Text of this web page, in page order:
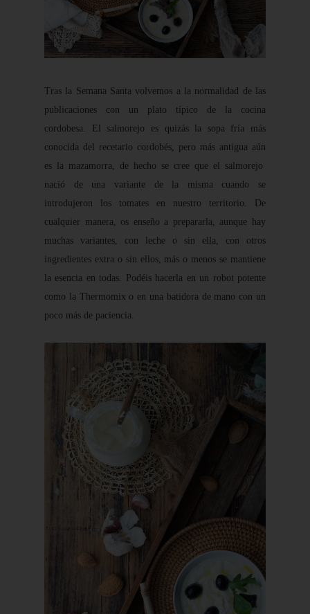
Tras la Semana Santa volvemos a la normalidad de las
publicaciones con un plato típico de la cocina
cordobesa. El salmorejo es quizás la sopa fría más
conocida del recetario cordobés, pero más antigua aún
es la mazamorra, de hecho se cree que el salmorejo
nació de una variante de la misma cuando se
introdujeron los tomates en nuestro territorio. De
cualquier manera, os enseño a prepararla, aunque hay
muchas variantes, con leche o sin ella, con otros
ingredientes extra o sin ellos, más o menos se mantiene
la esencia en todas. Podéis hacerla en un robot potente
como la Thermomix o en una batidora de mano con un
poco más de paciencia.